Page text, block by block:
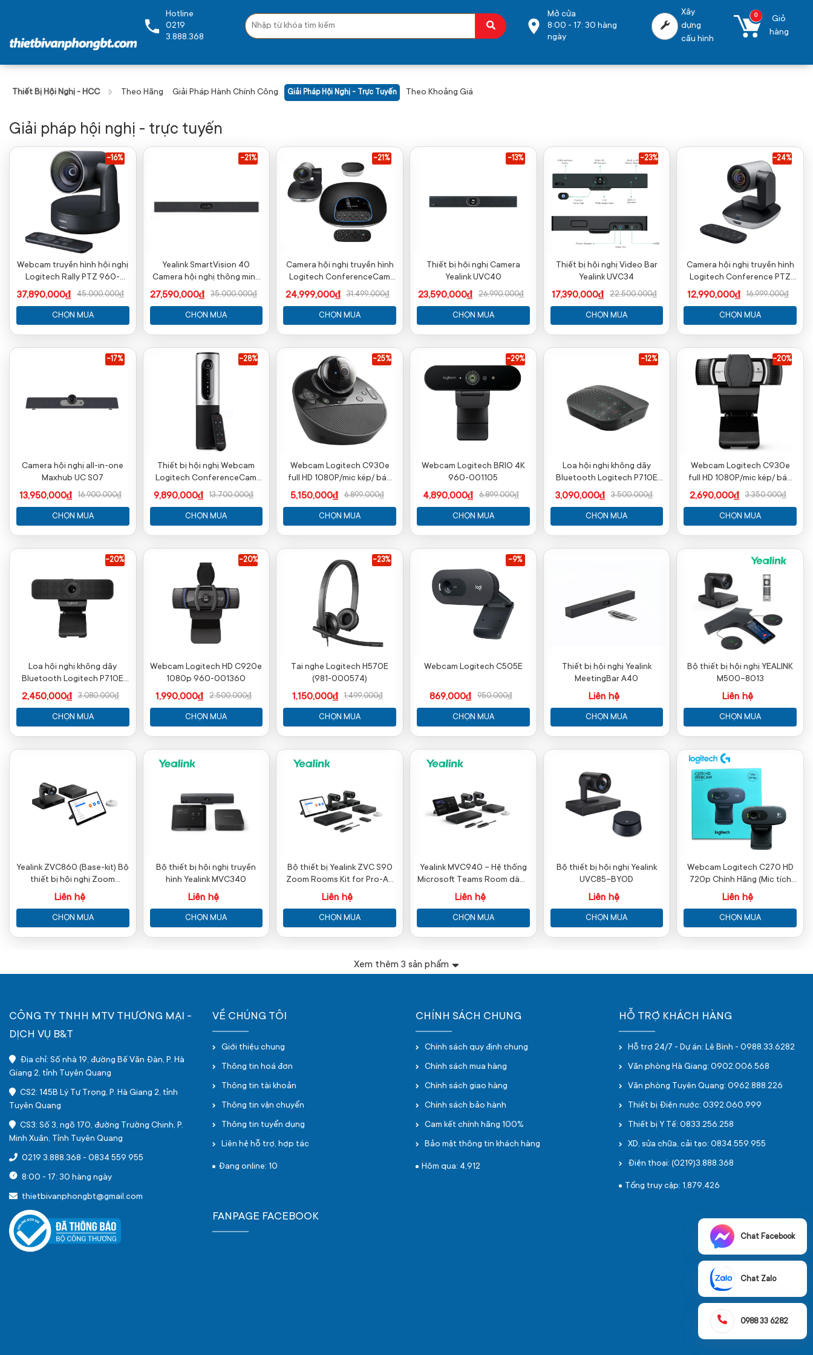
Hotline
0219
3.888.368
Mở cửa
8:00 - 17: 30 hàng
ngày
Xây
dựng
cấu hình
0
Giỏ
hàng
Thiết Bị Hội Nghị - HCC Theo Hãng Giải Pháp Hành Chính Công Giải Pháp Hội Nghị - Trực Tuyến Theo Khoảng Giá
Giải pháp hội nghị - trực tuyến
Webcam truyền hình hội nghị
Logitech Rally PTZ 960-
001226
37,890,000₫ 45,000,000₫
-16%
CHỌN MUA
Yealink SmartVision 40
Camera hội nghị thông minh
All-in-one
27,590,000₫ 35,000,000₫
-21%
CHỌN MUA
Camera hội nghị truyền hình
Logitech ConferenceCam
Group (960-001054)
24,999,000₫ 31,499,000₫
-21%
CHỌN MUA
Thiết bị hội nghị Camera
Yealink UVC40
23,590,000₫ 26,990,000₫
-13%
CHỌN MUA
Thiết bị hội nghị Video Bar
Yealink UVC34
17,390,000₫ 22,500,000₫
-23%
CHỌN MUA
Camera hội nghị truyền hình
Logitech Conference PTZ
Pro 2 Camera ( 960-001021 )
12,990,000₫ 16,999,000₫
-24%
CHỌN MUA
Camera hội nghị all-in-one
Maxhub UC S07
13,950,000₫ 16,900,000₫
-17%
CHỌN MUA
Thiết bị hội nghị Webcam
Logitech ConferenceCam
Connect P/N 960-001038
9,890,000₫ 13,700,000₫
-28%
CHỌN MUA
Webcam Logitech C930e
full HD 1080P/mic kép/ bán
chạy nhất
5,150,000₫ 6,899,000₫
-25%
CHỌN MUA
Webcam Logitech BRIO 4K
960-001105
4,890,000₫ 6,899,000₫
-29%
CHỌN MUA
Loa hội nghị không dây
Bluetooth Logitech P710E
(kèm Mic) (980-000744)
3,090,000₫ 3,500,000₫
-12%
CHỌN MUA
Webcam Logitech C930e
full HD 1080P/mic kép/ bán
chạy nhất
2,690,000₫ 3,350,000₫
-20%
CHỌN MUA
Loa hội nghị không dây
Bluetooth Logitech P710E
(kèm Mic)
2,450,000₫ 3,080,000₫
-20%
CHỌN MUA
Webcam Logitech HD C920e
1080p 960-001360
1,990,000₫ 2,500,000₫
-20%
CHỌN MUA
Tai nghe Logitech H570E
(981-000574)
1,150,000₫ 1,499,000₫
-23%
CHỌN MUA
Webcam Logitech C505E
869,000₫ 950,000₫
-9%
CHỌN MUA
Thiết bị hội nghị Yealink
MeetingBar A40
Liên hệ
CHỌN MUA
Bộ thiết bị hội nghị YEALINK
M500-8013
Liên hệ
CHỌN MUA
Yealink ZVC860 (Base-kit) Bộ
thiết bị hội nghị Zoom
Rooms cho phòng vừa và lớn
Liên hệ
CHỌN MUA
Bộ thiết bị hội nghị truyền
hình Yealink MVC340
Liên hệ
CHỌN MUA
Bộ thiết bị Yealink ZVC S90
Zoom Rooms Kit for Pro-AV
Rooms
Liên hệ
CHỌN MUA
Yealink MVC940 – Hệ thống
Microsoft Teams Room dành
cho phòng cực lớn
Liên hệ
CHỌN MUA
Bộ thiết bị hội nghị Yealink
UVC85-BYOD
Liên hệ
CHỌN MUA
Webcam Logitech C270 HD
720p Chính Hãng (Mic tích
hợp)
Liên hệ
CHỌN MUA
Xem thêm3 sản phẩm
CÔNG TY TNHH MTV THƯƠNG MẠI -
DỊCH VỤ B&T
Địa chỉ: Số nhà 19, đường Bế Văn Đàn, P. Hà
Giang 2, tỉnh Tuyên Quang
CS2: 145B Lý Tự Trọng, P. Hà Giang 2, tỉnh
Tuyên Quang
CS3: Số 3, ngõ 170, đường Trường Chinh, P.
Minh Xuân, Tỉnh Tuyên Quang
0219 3.888.368 - 0834 559 955
8:00 - 17: 30 hàng ngày
thietbivanphongbt@gmail.com
VỀ CHÚNG TÔI
Giới thiệu chung
Thông tin hoá đơn
Thông tin tài khoản
Thông tin vận chuyển
Thông tin tuyển dụng
Liên hệ hỗ trợ, hợp tác
Đang online: 10
CHÍNH SÁCH CHUNG
Chính sách quy định chung
Chính sách mua hàng
Chính sách giao hàng
Chính sách bảo hành
Cam kết chính hãng 100%
Bảo mật thông tin khách hàng
Hôm qua: 4,912
HỖ TRỢ KHÁCH HÀNG
Hỗ trợ 24/7 - Dự án: Lê Bình - 0988.33.6282
Văn phòng Hà Giang: 0902.006.568
Văn phòng Tuyên Quang: 0962.888.226
Thiết bị Điện nước: 0392.060.999
Thiết bị Y Tế: 0833.256.258
XD, sửa chữa, cải tạo: 0834.559.955
Điện thoại: (0219)3.888.368
Tổng truy cập: 1,879,426
FANPAGE FACEBOOK
Chat Facebook
Chat Zalo
0988 33 6282